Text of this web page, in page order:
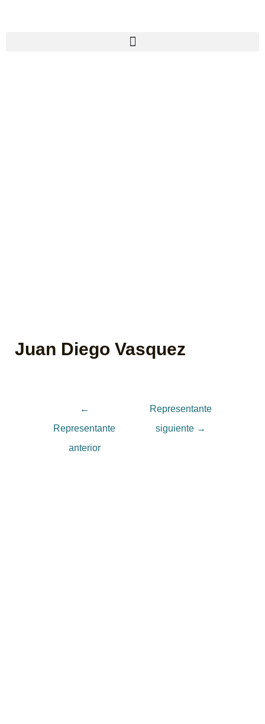
Juan Diego Vasquez
←
Representante
anterior
Representante
siguiente →